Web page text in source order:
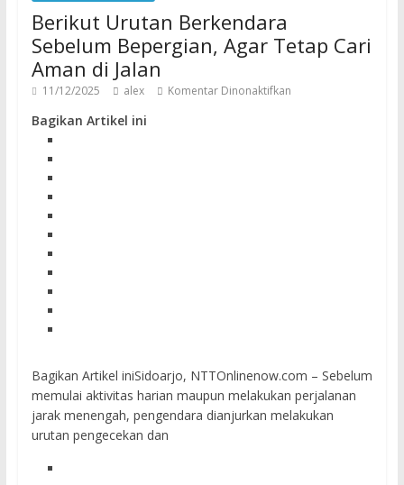
Berikut Urutan Berkendara
Sebelum Bepergian, Agar Tetap Cari
Aman di Jalan
11/12/2025 alex Komentar Dinonaktifkan
Bagikan Artikel ini
Bagikan Artikel iniSidoarjo, NTTOnlinenow.com – Sebelum
memulai aktivitas harian maupun melakukan perjalanan
jarak menengah, pengendara dianjurkan melakukan
urutan pengecekan dan